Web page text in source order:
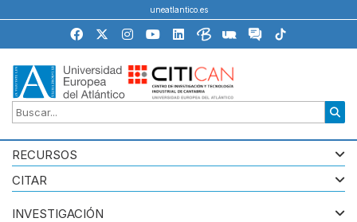
uneatlantico.es
RECURSOS
CITAR
INVESTIGACIÓN